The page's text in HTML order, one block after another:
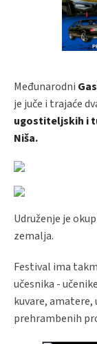
Međunarodni
je juče i trajaće
ugostiteljskih i
Niša.
Udruženje je
zemalja.
Festival ima
učesnika -
kuvare,
prehrambenih